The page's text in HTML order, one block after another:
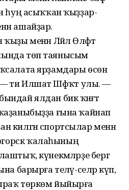
һуң асыҡҡан ҡыҙҙар-
ашайҙар.
менән Ләйлә Өлфәт
төп таянысым
ярҙамдары өсөн
— ти Илшат Шәфҡәт улы. —
ялдан бик ҡәнәғәт
ғына ҡайнап
килгән спортсылар менән
ҡалаһының
күнекмәләрҙе бергә
барырға теләү-селәр күп,
төркөм йыйырға